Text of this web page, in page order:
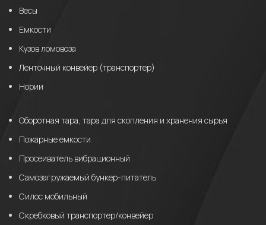
Весы
Емкости
Кузов ломовоза
Ленточный конвейер (транспортер)
Нории
Оборотная тара, тара для скопления и хранения сырья
Пожарные емкости
Просеиватель вибрационный
Самозагружаемый бункер-питатель
Силос мобильный
Скребковый транспортер/конвейер